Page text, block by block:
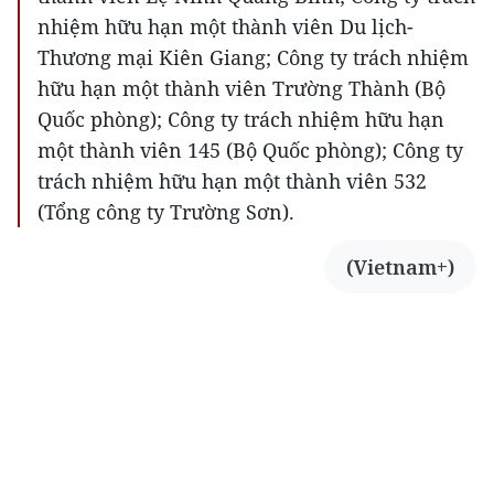
nhiệm hữu hạn một thành viên Du lịch-
Thương mại Kiên Giang; Công ty trách nhiệm
hữu hạn một thành viên Trường Thành (Bộ
Quốc phòng); Công ty trách nhiệm hữu hạn
một thành viên 145 (Bộ Quốc phòng); Công ty
trách nhiệm hữu hạn một thành viên 532
(Tổng công ty Trường Sơn).
(Vietnam+)